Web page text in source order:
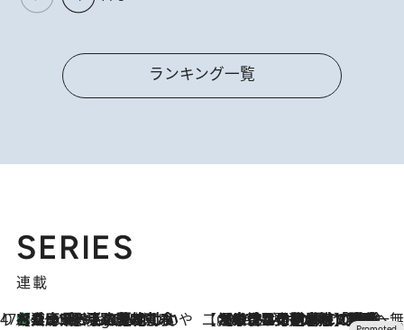
ランキング一覧
SERIES
連載
47都道府県の手みやげ ひんやりスイーツで夏を満喫
8 Hours Ago
【兵庫県】この夏絶対食べたい 冷やしておいしいおやつ3選 淡路島の恵みをジェラートに集約 【CREA×星野リゾート】唯一無二。癒しと発見が待つ場所へ
2026.8.7
【トンボの足水浴】ヒノキの香りに包まれて涼感マックス！約13℃の湧水かけ流しを避暑地「星野温泉 トンボの湯」で体験